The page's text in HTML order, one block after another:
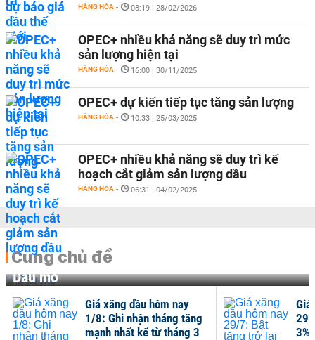
HÀNG HÓA - 08:19 | 28/02/2026
OPEC+ nhiều khả năng sẽ duy trì mức
sản lượng hiện tại
HÀNG HÓA - 16:00 | 30/11/2025
OPEC+ dự kiến tiếp tục tăng sản lượng
HÀNG HÓA - 10:33 | 25/03/2025
OPEC+ nhiều khả năng sẽ duy trì kế
hoạch cắt giảm sản lượng dầu
HÀNG HÓA - 06:31 | 04/02/2025
Cùng chủ đề
Dầu mỏ
Giá xăng dầu hôm nay
1/8: Ghi nhận tháng tăng
mạnh nhất kể từ tháng 3
Giá
29/
3%